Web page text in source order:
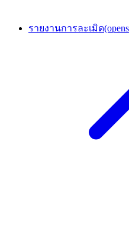
รายงานการละเมิด